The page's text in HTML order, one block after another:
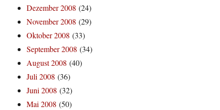
Dezember 2008 (24)
November 2008 (29)
Oktober 2008 (33)
September 2008 (34)
August 2008 (40)
Juli 2008 (36)
Juni 2008 (32)
Mai 2008 (50)